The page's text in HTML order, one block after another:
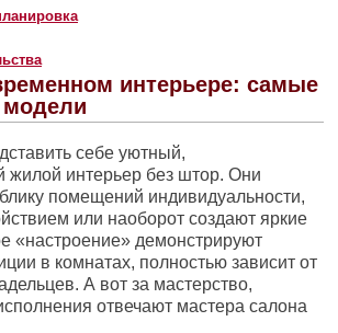
интерьере: самые
себе уютный,
жилой интерьер без штор. Они
помещений индивидуальности,
или наоборот создают яркие
«настроение» демонстрируют
в комнатах, полностью зависит от
А вот за мастерство,
отвечают мастера салона